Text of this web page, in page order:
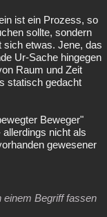
ist ein Prozess, so
sollte, sondern
sich etwas. Jene, das
Ur-Sache hingegen
Raum und Zeit
statisch gedacht
Beweger"
nicht als
gewesener
einem Begriff fassen